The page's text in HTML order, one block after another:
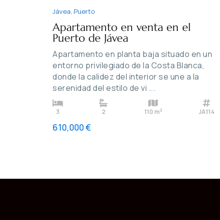
Jávea Puerto
Apartamento en venta en el
Puerto de Jávea
Apartamento en planta baja situado en un
entorno privilegiado de la Costa Blanca,
donde la calidez del interior se une a la
serenidad del estilo de vi ...
3 2 110 m2 JA114
610,000 €